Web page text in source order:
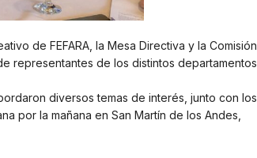
de FEFARA, la Mesa Directiva y la Comisión
representantes de los distintos departamentos
diversos temas de interés, junto con los
por la mañana en San Martín de los Andes,